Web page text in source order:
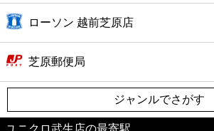
ホテル
ローソン 越前芝原店
芝原郵便局
ジャンルでさがす
ユニクロ武生店の最寄駅